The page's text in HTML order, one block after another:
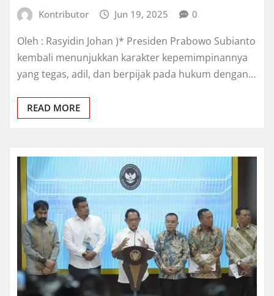
Kontributor Jun 19, 2025 0
Oleh : Rasyidin Johan )* Presiden Prabowo Subianto
kembali menunjukkan karakter kepemimpinannya
yang tegas, adil, dan berpijak pada hukum dengan…
READ MORE